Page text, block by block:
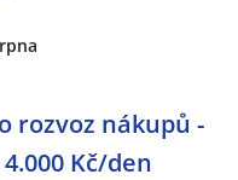
rozvoz nákupů -
Kč/den